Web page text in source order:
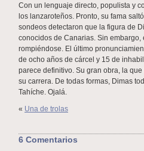
Con un lenguaje directo, populista y
los lanzaroteños. Pronto, su fama
sondeos detectaron que la figura de
conocidos de Canarias. Sin
rompiéndose. El último
de ocho años de cárcel y 15 de
parece definitivo. Su gran obra, la
su carrera. De todas formas, Dimas
Tahíche. Ojalá.
« Una de trolas
6 Comentarios